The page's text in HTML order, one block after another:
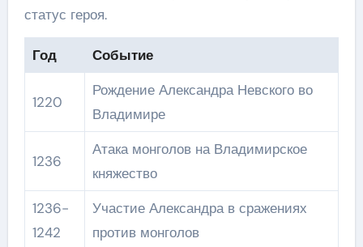
статус героя.
Год Событие
1220
Рождение Александра Невского во
Владимире
1236
Атака монголов на Владимирское
княжество
1236-
1242
Участие Александра в сражениях
против монголов